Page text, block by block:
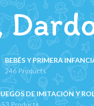
BEBÉS Y PRIMERA
246 Products
DE IMITACIÓN Y
Products